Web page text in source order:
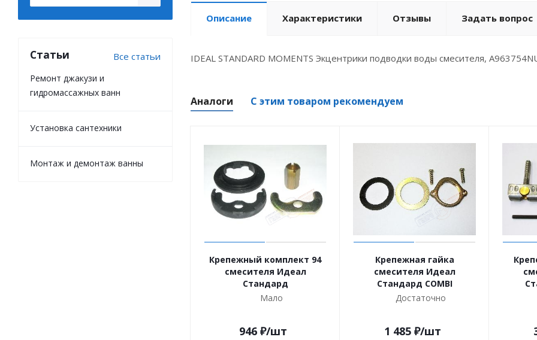
Описание Характеристики Отзывы Задать вопрос
IDEAL STANDARD MOMENTS Экцентрики подводки воды смесителя,
Аналоги С этим товаром рекомендуем
Крепежный комплект 94
смесителя Идеал
Стандард
Мало
946 ₽/шт
Крепежная гайка
смесителя Идеал
Стандард COMBI
Достаточно
1 485₽/шт
Статьи Все статьи
Ремонт джакузи и
гидромассажных ванн
Установка сантехники
Монтаж и демонтаж ванны